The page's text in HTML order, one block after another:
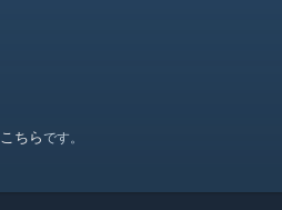
こちらです。